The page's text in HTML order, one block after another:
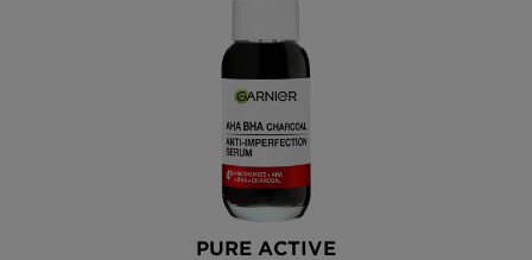
PURE ACTIVE